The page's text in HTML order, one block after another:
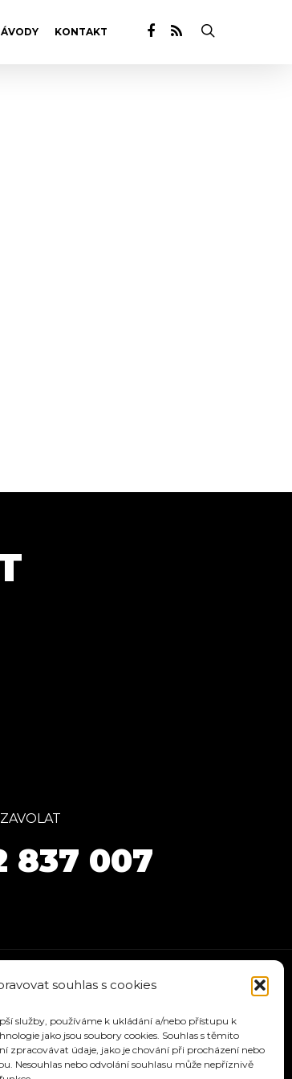
souhlas s cookies
služby, používáme k ukládání a/nebo přístupu k
jako jsou soubory cookies. Souhlas s těmito
zpracovávat údaje, jako je chování při procházení nebo
Nesouhlas nebo odvolání souhlasu může nepříznivě
KONTAKT
837 007